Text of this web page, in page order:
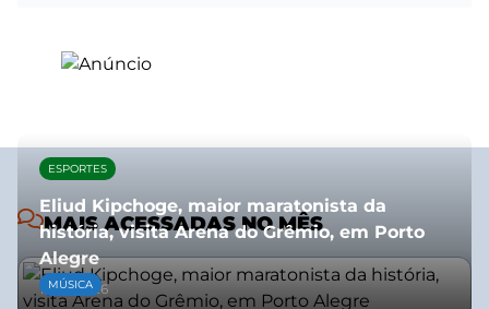
MAIS ACESSADAS NO MÊS
ESPORTES
Eliud Kipchoge, maior maratonista da
história, visita Arena do Grêmio, em Porto
Alegre
10/07/2026
MÚSICA